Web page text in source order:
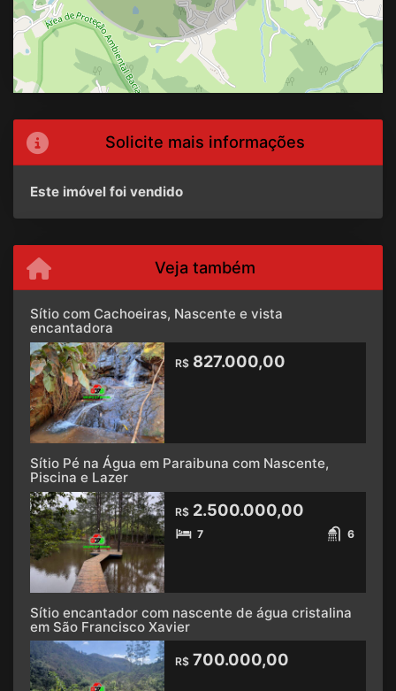
Solicite mais informações
Este imóvel foi vendido
Veja também
Sítio com Cachoeiras, Nascente e vista
encantadora
R$ 827.000,00
Sítio Pé na Água em Paraibuna com Nascente,
Piscina e Lazer
R$ 2.500.000,00
7 6
Sítio encantador com nascente de água cristalina
em São Francisco Xavier
R$ 700.000,00